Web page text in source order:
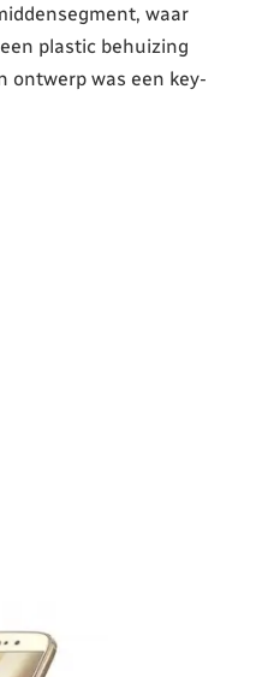
waar
plastic behuizing
ontwerp was een key-